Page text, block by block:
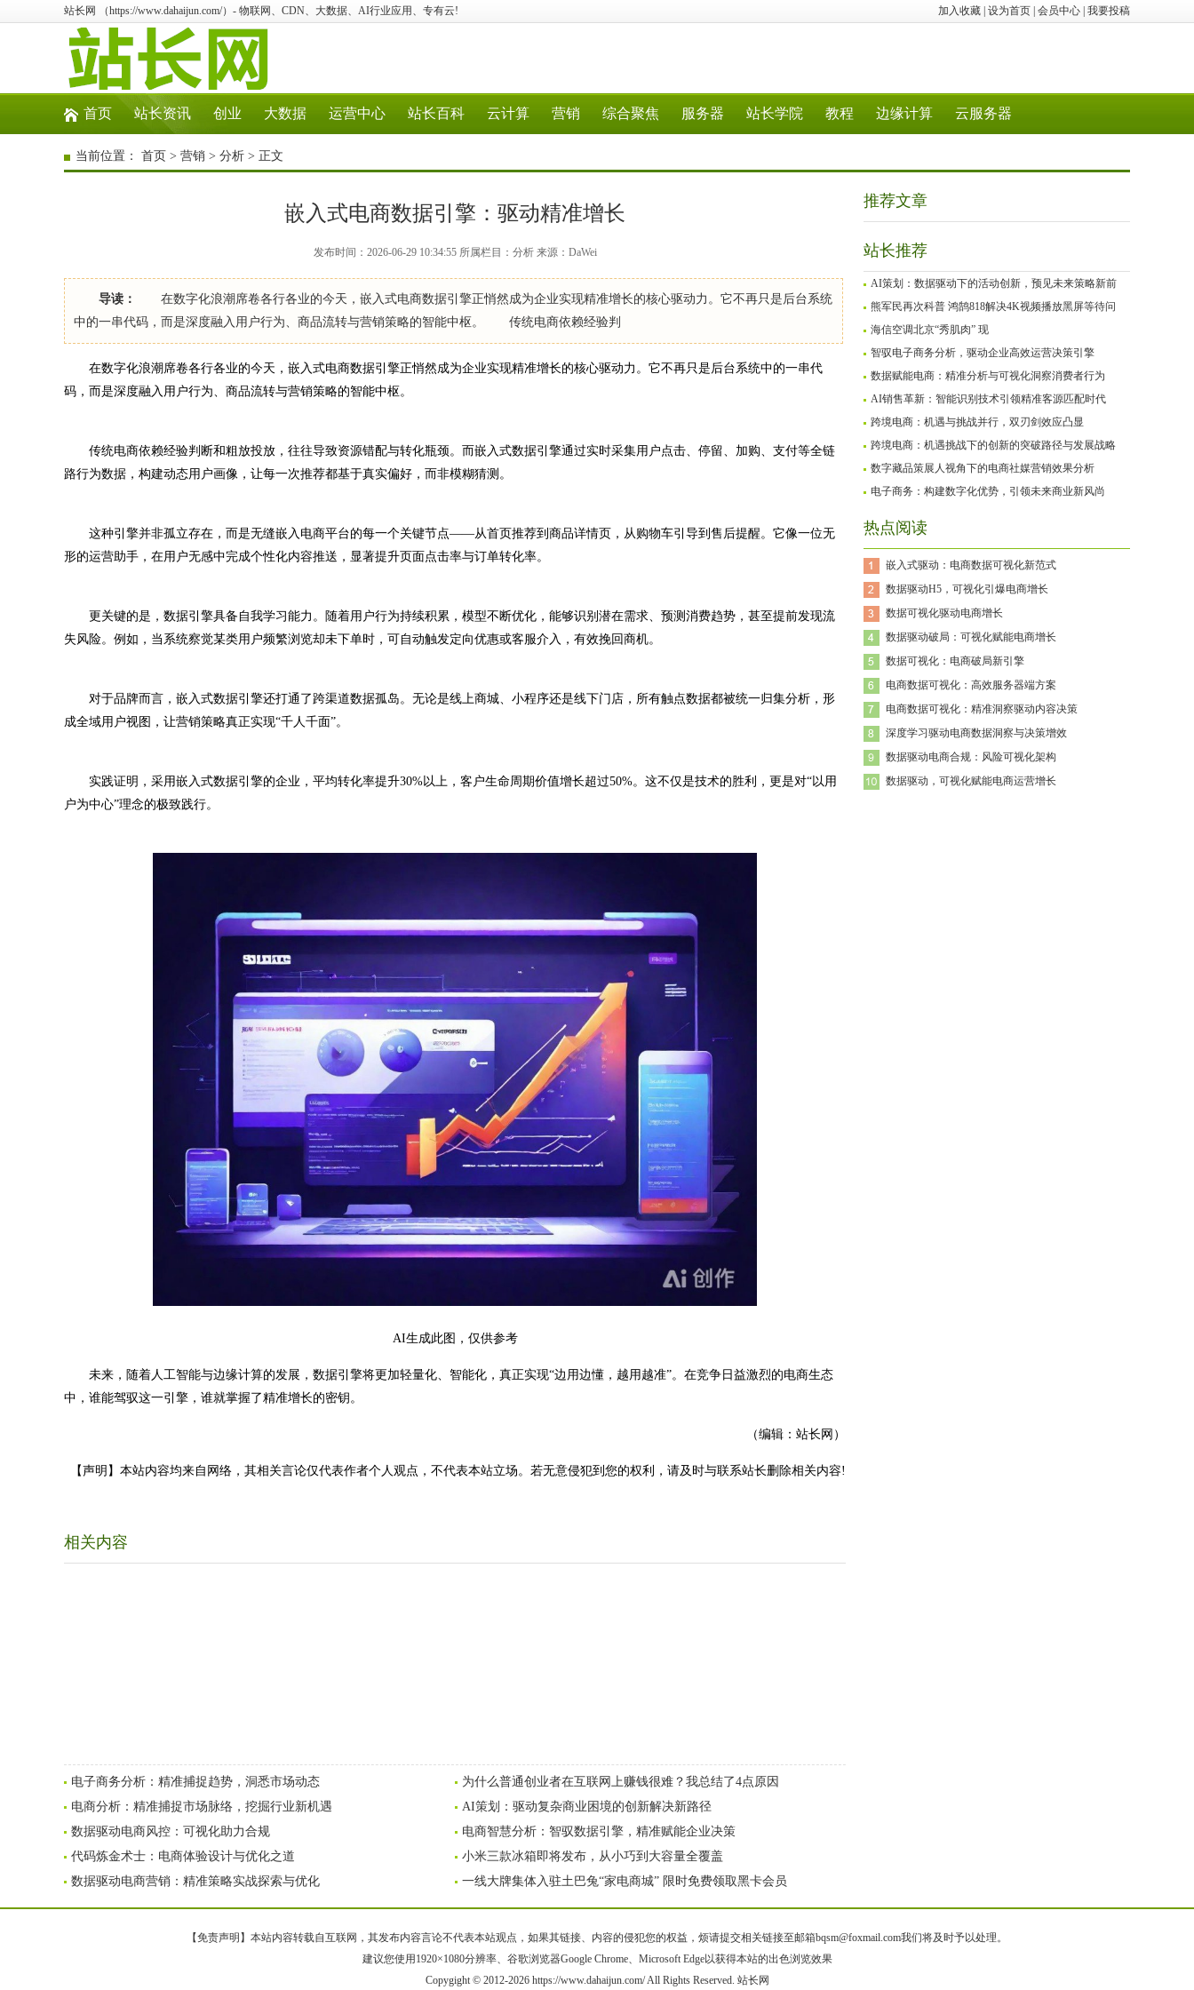
加入收藏 设为首页 会员中心 我要投稿
站长网 （https://www.dahaijun.com/）- 物联网、CDN、大数据、AI行业应用、专有云!
首页 站长资讯 创业 大数据 运营中心 站长百科 云计算 营销 综合聚焦 服务器 站长学院 教程 边缘计算 云服务器
当前位置： 首页 > 营销 > 分析 > 正文
嵌入式电商数据引擎：驱动精准增长
发布时间：2026-06-29 10:34:55 所属栏目：分析 来源：DaWei
导读：
在数字化浪潮席卷各行各业的今天，嵌入式电商数据引擎正悄然成为企业实现精准增长的核心驱动力。它不再只是后台系统
中的一串代码，而是深度融入用户行为、商品流转与营销策略的智能中枢。 传统电商依赖经验判
在数字化浪潮席卷各行各业的今天，嵌入式电商数据引擎正悄然成为企业实现精准增长的核心驱动力。它不再只是后台系统中的一串代
码，而是深度融入用户行为、商品流转与营销策略的智能中枢。
传统电商依赖经验判断和粗放投放，往往导致资源错配与转化瓶颈。而嵌入式数据引擎通过实时采集用户点击、停留、加购、支付等全链
路行为数据，构建动态用户画像，让每一次推荐都基于真实偏好，而非模糊猜测。
这种引擎并非孤立存在，而是无缝嵌入电商平台的每一个关键节点——从首页推荐到商品详情页，从购物车引导到售后提醒。它像一位无
形的运营助手，在用户无感中完成个性化内容推送，显著提升页面点击率与订单转化率。
更关键的是，数据引擎具备自我学习能力。随着用户行为持续积累，模型不断优化，能够识别潜在需求、预测消费趋势，甚至提前发现流
失风险。例如，当系统察觉某类用户频繁浏览却未下单时，可自动触发定向优惠或客服介入，有效挽回商机。
对于品牌而言，嵌入式数据引擎还打通了跨渠道数据孤岛。无论是线上商城、小程序还是线下门店，所有触点数据都被统一归集分析，形
成全域用户视图，让营销策略真正实现“千人千面”。
实践证明，采用嵌入式数据引擎的企业，平均转化率提升30%以上，客户生命周期价值增长超过50%。这不仅是技术的胜利，更是对“以用
户为中心”理念的极致践行。
AI生成此图，仅供参考
未来，随着人工智能与边缘计算的发展，数据引擎将更加轻量化、智能化，真正实现“边用边懂，越用越准”。在竞争日益激烈的电商生态
中，谁能驾驭这一引擎，谁就掌握了精准增长的密钥。
（编辑：站长网）
【声明】本站内容均来自网络，其相关言论仅代表作者个人观点，不代表本站立场。若无意侵犯到您的权利，请及时与联系站长删除相关内容!
相关内容
电子商务分析：精准捕捉趋势，洞悉市场动态
为什么普通创业者在互联网上赚钱很难？我总结了4点原因
电商分析：精准捕捉市场脉络，挖掘行业新机遇
AI策划：驱动复杂商业困境的创新解决新路径
数据驱动电商风控：可视化助力合规
电商智慧分析：智驭数据引擎，精准赋能企业决策
代码炼金术士：电商体验设计与优化之道
小米三款冰箱即将发布，从小巧到大容量全覆盖
数据驱动电商营销：精准策略实战探索与优化
一线大牌集体入驻土巴兔“家电商城” 限时免费领取黑卡会员
推荐文章
站长推荐
AI策划：数据驱动下的活动创新，预见未来策略新前
熊军民再次科普 鸿鹄818解决4K视频播放黑屏等待问
海信空调北京“秀肌肉” 现
智驭电子商务分析，驱动企业高效运营决策引擎
数据赋能电商：精准分析与可视化洞察消费者行为
AI销售革新：智能识别技术引领精准客源匹配时代
跨境电商：机遇与挑战并行，双刃剑效应凸显
跨境电商：机遇挑战下的创新的突破路径与发展战略
数字藏品策展人视角下的电商社媒营销效果分析
电子商务：构建数字化优势，引领未来商业新风尚
热点阅读
嵌入式驱动：电商数据可视化新范式
数据驱动H5，可视化引爆电商增长
数据可视化驱动电商增长
数据驱动破局：可视化赋能电商增长
数据可视化：电商破局新引擎
电商数据可视化：高效服务器端方案
电商数据可视化：精准洞察驱动内容决策
深度学习驱动电商数据洞察与决策增效
数据驱动电商合规：风险可视化架构
数据驱动，可视化赋能电商运营增长
【免责声明】本站内容转载自互联网，其发布内容言论不代表本站观点，如果其链接、内容的侵犯您的权益，烦请提交相关链接至邮箱bqsm@foxmail.com我们将及时予以处理。
建议您使用1920×1080分辨率、谷歌浏览器Google Chrome、Microsoft Edge以获得本站的出色浏览效果
Copygight © 2012-2026 https://www.dahaijun.com/ All Rights Reserved. 站长网